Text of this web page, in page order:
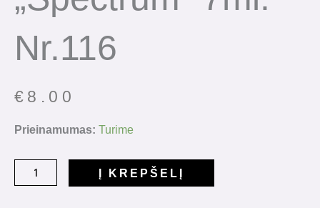
Nr.116
€ 8.00
Prieinamumas: Turime
Į KREPŠELĮ